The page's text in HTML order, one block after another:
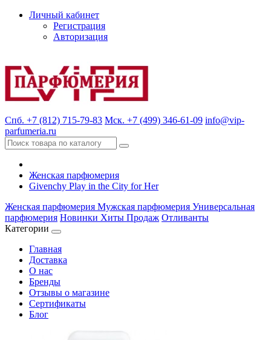
Личный кабинет
Регистрация
Авторизация
Спб. +7 (812) 715-79-83 Мск. +7 (499) 346-61-09 info@vip-
parfumeria.ru
Женская парфюмерия
Givenchy Play in the City for Her
Женская парфюмерия Мужская парфюмерия Универсальная
парфюмерия Новинки Хиты Продаж Отливанты
Категории
Главная
Доставка
О нас
Бренды
Отзывы о магазине
Сертификаты
Блог